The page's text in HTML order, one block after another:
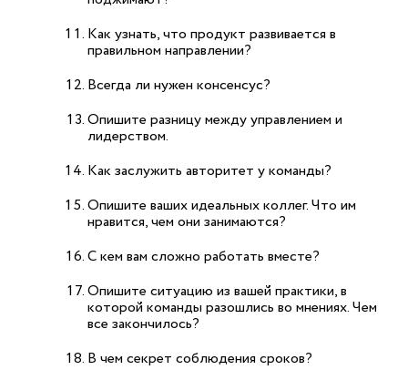
Как узнать, что продукт развивается в
правильном направлении?
Всегда ли нужен консенсус?
Опишите разницу между управлением и
лидерством.
Как заслужить авторитет у команды?
Опишите ваших идеальных коллег. Что им
нравится, чем они занимаются?
С кем вам сложно работать вместе?
Опишите ситуацию из вашей практики, в
которой команды разошлись во мнениях. Чем
все закончилось?
В чем секрет соблюдения сроков?